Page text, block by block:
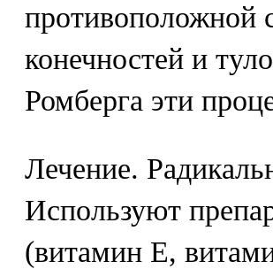
противоположной
конечностей и
Ромберга эти
Лечение.
Используют
(витамин Е,